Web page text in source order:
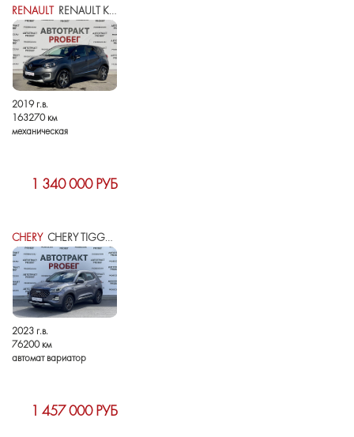
RENAULT RENAULT KAPTUR I
2019 г.в.
163270 км
механическая
1 340 000 РУБ
CHERY CHERY TIGGO 4 PRO I РЕСТАЙЛИНГ
2023 г.в.
76200 км
автомат вариатор
1 457 000 РУБ